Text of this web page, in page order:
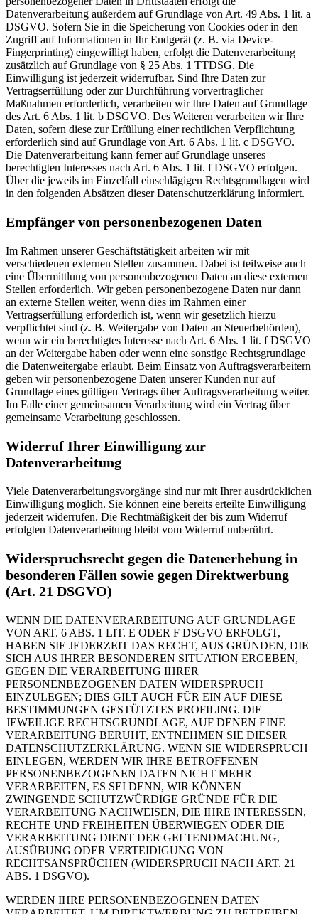
Datenverarbeitung außerdem auf Grundlage von Art. 49 Abs. 1 lit. a
DSGVO. Sofern Sie in die Speicherung von Cookies oder in den
Zugriff auf Informationen in Ihr Endgerät (z. B. via Device-
Fingerprinting) eingewilligt haben, erfolgt die Datenverarbeitung
zusätzlich auf Grundlage von § 25 Abs. 1 TTDSG. Die
Einwilligung ist jederzeit widerrufbar. Sind Ihre Daten zur
Vertragserfüllung oder zur Durchführung vorvertraglicher
Maßnahmen erforderlich, verarbeiten wir Ihre Daten auf Grundlage
des Art. 6 Abs. 1 lit. b DSGVO. Des Weiteren verarbeiten wir Ihre
Daten, sofern diese zur Erfüllung einer rechtlichen Verpflichtung
erforderlich sind auf Grundlage von Art. 6 Abs. 1 lit. c DSGVO.
Die Datenverarbeitung kann ferner auf Grundlage unseres
berechtigten Interesses nach Art. 6 Abs. 1 lit. f DSGVO erfolgen.
Über die jeweils im Einzelfall einschlägigen Rechtsgrundlagen wird
in den folgenden Absätzen dieser Datenschutzerklärung informiert.
Empfänger von personenbezogenen Daten
Im Rahmen unserer Geschäftstätigkeit arbeiten wir mit
verschiedenen externen Stellen zusammen. Dabei ist teilweise auch
eine Übermittlung von personenbezogenen Daten an diese externen
Stellen erforderlich. Wir geben personenbezogene Daten nur dann
an externe Stellen weiter, wenn dies im Rahmen einer
Vertragserfüllung erforderlich ist, wenn wir gesetzlich hierzu
verpflichtet sind (z. B. Weitergabe von Daten an Steuerbehörden),
wenn wir ein berechtigtes Interesse nach Art. 6 Abs. 1 lit. f DSGVO
an der Weitergabe haben oder wenn eine sonstige Rechtsgrundlage
die Datenweitergabe erlaubt. Beim Einsatz von Auftragsverarbeitern
geben wir personenbezogene Daten unserer Kunden nur auf
Grundlage eines gültigen Vertrags über Auftragsverarbeitung weiter.
Im Falle einer gemeinsamen Verarbeitung wird ein Vertrag über
gemeinsame Verarbeitung geschlossen.
Widerruf Ihrer Einwilligung zur
Datenverarbeitung
Viele Datenverarbeitungsvorgänge sind nur mit Ihrer ausdrücklichen
Einwilligung möglich. Sie können eine bereits erteilte Einwilligung
jederzeit widerrufen. Die Rechtmäßigkeit der bis zum Widerruf
erfolgten Datenverarbeitung bleibt vom Widerruf unberührt.
Widerspruchsrecht gegen die Datenerhebung in
besonderen Fällen sowie gegen Direktwerbung
(Art. 21 DSGVO)
WENN DIE DATENVERARBEITUNG AUF GRUNDLAGE
VON ART. 6 ABS. 1 LIT. E ODER F DSGVO ERFOLGT,
HABEN SIE JEDERZEIT DAS RECHT, AUS GRÜNDEN, DIE
SICH AUS IHRER BESONDEREN SITUATION ERGEBEN,
GEGEN DIE VERARBEITUNG IHRER
PERSONENBEZOGENEN DATEN WIDERSPRUCH
EINZULEGEN; DIES GILT AUCH FÜR EIN AUF DIESE
BESTIMMUNGEN GESTÜTZTES PROFILING. DIE
JEWEILIGE RECHTSGRUNDLAGE, AUF DENEN EINE
VERARBEITUNG BERUHT, ENTNEHMEN SIE DIESER
DATENSCHUTZERKLÄRUNG. WENN SIE WIDERSPRUCH
EINLEGEN, WERDEN WIR IHRE BETROFFENEN
PERSONENBEZOGENEN DATEN NICHT MEHR
VERARBEITEN, ES SEI DENN, WIR KÖNNEN
ZWINGENDE SCHUTZWÜRDIGE GRÜNDE FÜR DIE
VERARBEITUNG NACHWEISEN, DIE IHRE INTERESSEN,
RECHTE UND FREIHEITEN ÜBERWIEGEN ODER DIE
VERARBEITUNG DIENT DER GELTENDMACHUNG,
AUSÜBUNG ODER VERTEIDIGUNG VON
RECHTSANSPRÜCHEN (WIDERSPRUCH NACH ART. 21
ABS. 1 DSGVO).
WERDEN IHRE PERSONENBEZOGENEN DATEN